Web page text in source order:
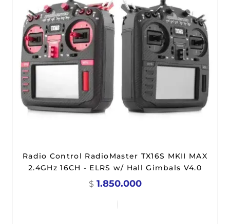
Radio Control RadioMaster TX16S MKII MAX
2.4GHz 16CH - ELRS w/ Hall Gimbals V4.0
$ 1.850.000